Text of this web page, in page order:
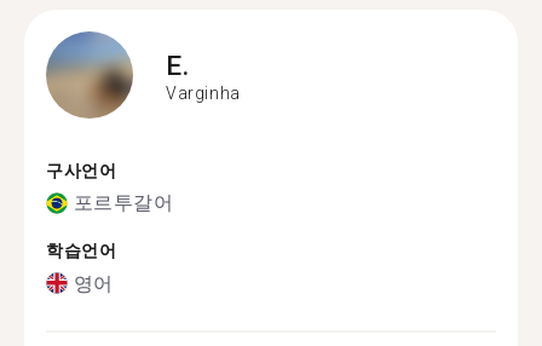
E.
Varginha
구사언어
포르투갈어
학습언어
영어